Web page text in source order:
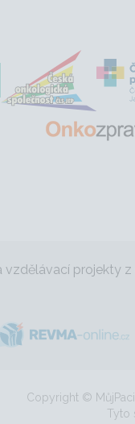
vzdělávací projekty z
Copyright ©
Tyto